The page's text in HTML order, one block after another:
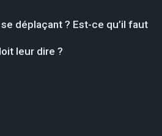
déplaçant ? Est-ce qu’il faut
leur dire ?